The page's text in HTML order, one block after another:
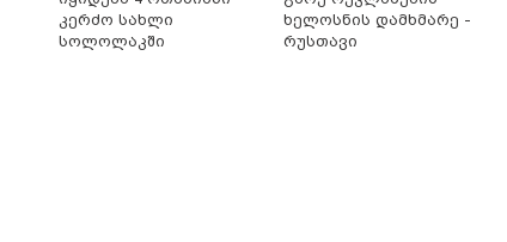
კერძო სახლი
სოლოლაკში
ხელოსნის დამხმარე -
რუსთავი